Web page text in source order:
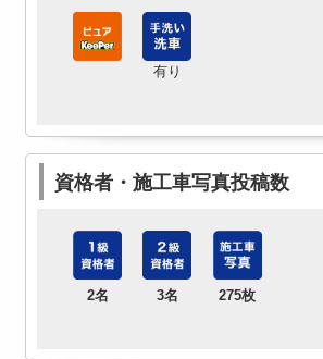
有り
資格者・施工車写真投稿数
2名 3名 275枚